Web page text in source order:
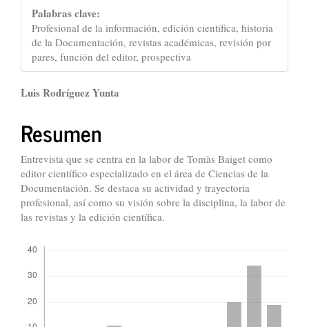
Palabras clave:
Profesional de la información, edición científica, historia
de la Documentación, revistas académicas, revisión por
pares, función del editor, prospectiva
Contenido
principal
del
artículo
Luis Rodríguez Yunta
Resumen
Entrevista que se centra en la labor de Tomàs Baiget como
editor científico especializado en el área de Ciencias de la
Documentación. Se destaca su actividad y trayectoria
profesional, así como su visión sobre la disciplina, la labor de
las revistas y la edición científica.